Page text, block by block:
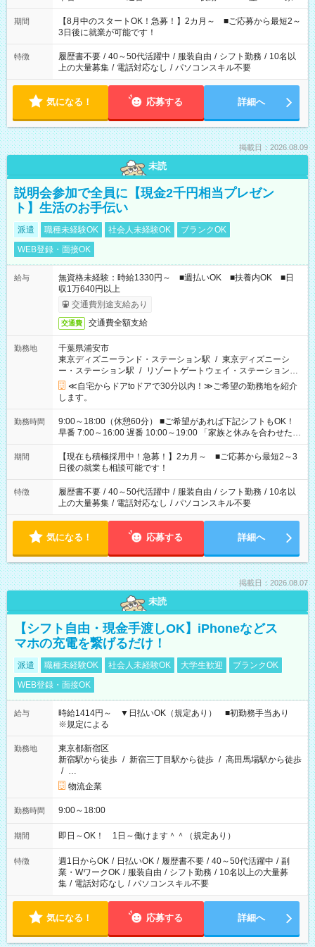
と休みを合わせたい」 「余裕を持って夕飯の準備がしたい」
「できれば残業はしたくない」 など、ご希望を教えてください
ね。 ※Wワーク希望の方へ 今ご覧のお仕事で希望する勤務時間
と、もう1つのお仕事の勤務時間。 合計で週40時間を超える場
合は応募できません。
期間
【8月中のスタートOK！急募！】2カ月～ ■ご応募から最短2～
3日後に就業が可能です！
特徴 履歴書不要 / 40～50代活躍中 / 服装自由 / シフト勤務 / 10名以
上の大量募集 / 電話対応なし / パソコンスキル不要
気になる！ 応募する 詳細へ
掲載日：2026.08.09
未読
説明会参加で全員に【現金2千円相当プレゼン
ト】生活のお手伝い
派遣 職種未経験OK 社会人未経験OK
ブランクOK
WEB登録・面接OK
給与
無資格未経験：時給1330円～ ■週払いOK ■扶養内OK ■日
収1万640円以上
交通費別途支給あり
交通費 交通費全額支給
勤務地
千葉県浦安市
東京ディズニーランド・ステーション駅 / 東京ディズニーシ
ー・ステーション駅 / リゾートゲートウェイ・ステーション駅
/
…
≪自宅からドアtoドアで30分以内！≫ご希望の勤務地を紹介
します。
勤務時間
9:00～18:00（休憩60分） ■ご希望があれば下記シフトもOK！
早番 7:00～16:00 遅番 10:00～19:00 「家族と休みを合わせた
い」 「余裕を持って夕飯の準備がしたい」 「できれば残業はし
たくない」 など、ご希望を教えてくださいね。 ※Wワーク希望
の方へ 今ご覧のお仕事で希望する勤務時間と、もう1つのお仕事
の勤務時間。 合計で週40時間を超える場合は応募できません。
期間
【現在も積極採用中！急募！】2カ月～ ■ご応募から最短2～3
日後の就業も相談可能です！
特徴 履歴書不要 / 40～50代活躍中 / 服装自由 / シフト勤務 / 10名以
上の大量募集 / 電話対応なし / パソコンスキル不要
気になる！ 応募する 詳細へ
掲載日：2026.08.07
未読
【シフト自由・現金手渡しOK】iPhoneなどス
マホの充電を繋げるだけ！
派遣 職種未経験OK 社会人未経験OK 大学生歓迎
ブランクOK
WEB登録・面接OK
給与
時給1414円～ ▼日払いOK（規定あり） ■初勤務手当あり
※規定による
勤務地
東京都新宿区
新宿駅から徒歩 / 新宿三丁目駅から徒歩 / 高田馬場駅から徒歩
/ …
物流企業
勤務時間 9:00～18:00
期間 即日～OK！ 1日～働けます＾＾（規定あり）
特徴 週1日からOK / 日払いOK / 履歴書不要 / 40～50代活躍中 / 副
業・WワークOK / 服装自由 / シフト勤務 / 10名以上の大量募
集 / 電話対応なし / パソコンスキル不要
気になる！ 応募する 詳細へ